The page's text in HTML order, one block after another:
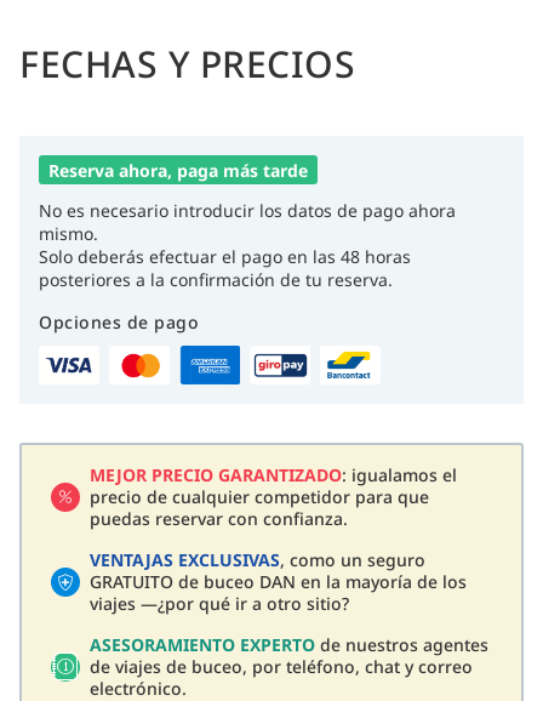
FECHAS Y PRECIOS
Reserva ahora, paga más tarde
No es necesario introducir los datos de pago ahora
mismo.
Solo deberás efectuar el pago en las 48 horas
posteriores a la confirmación de tu reserva.
Opciones de pago
MEJOR PRECIO GARANTIZADO: igualamos el
precio de cualquier competidor para que
puedas reservar con confianza.
VENTAJAS EXCLUSIVAS, como un seguro
GRATUITO de buceo DAN en la mayoría de los
viajes —¿por qué ir a otro sitio?
ASESORAMIENTO EXPERTO de nuestros agentes
de viajes de buceo, por teléfono, chat y correo
electrónico.